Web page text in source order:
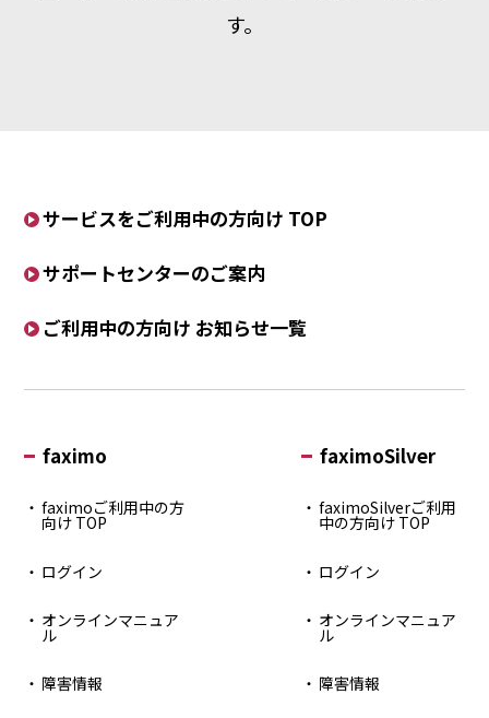
す。
サービスをご利用中の方向け TOP
サポートセンターのご案内
ご利用中の方向け お知らせ一覧
faximo
faximoご利用中の方
向け TOP
ログイン
オンラインマニュア
ル
障害情報
faximoSilver
faximoSilverご利用
中の方向け TOP
ログイン
オンラインマニュア
ル
障害情報